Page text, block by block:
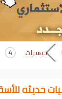
جبسيات
حديثه